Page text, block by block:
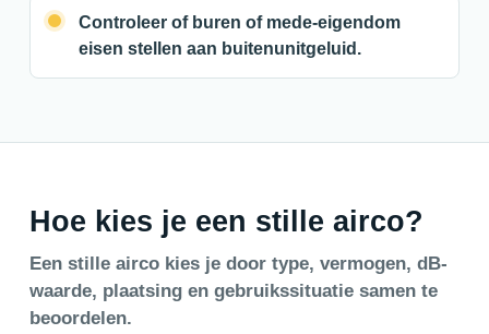
Controleer of buren of mede-eigendom
eisen stellen aan buitenunitgeluid.
Hoe kies je een stille airco?
Een stille airco kies je door type, vermogen, dB-
waarde, plaatsing en gebruikssituatie samen te
beoordelen.